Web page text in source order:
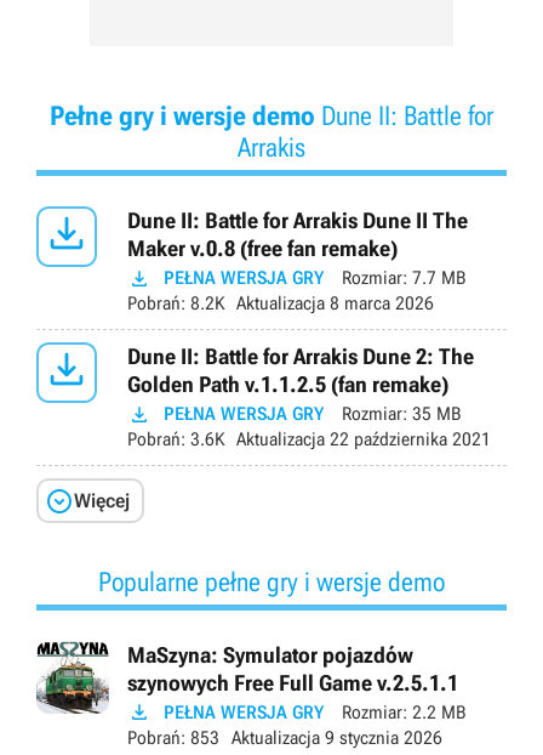
Pełne gry i wersje demo Dune II: Battle for
Arrakis

Dune II: Battle for Arrakis Dune II The
Maker v.0.8 (free fan remake)
 PEŁNA WERSJA GRY Rozmiar: 7.7 MB
Pobrań: 8.2K Aktualizacja 8 marca 2026

Dune II: Battle for Arrakis Dune 2: The
Golden Path v.1.1.2.5 (fan remake)
 PEŁNA WERSJA GRY Rozmiar: 35 MB
Pobrań: 3.6K Aktualizacja 22 października 2021
Więcej
Popularne pełne gry i wersje demo
MaSzyna: Symulator pojazdów
szynowych Free Full Game v.2.5.1.1
 PEŁNA WERSJA GRY Rozmiar: 2.2 MB
Pobrań: 853 Aktualizacja 9 stycznia 2026